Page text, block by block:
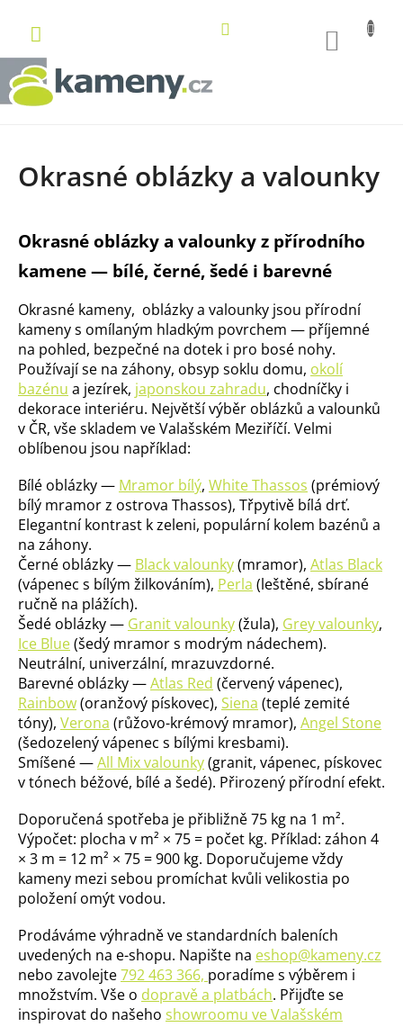
obsah
Okrasné oblázky a valounky
Okrasné oblázky a valounky z přírodního
kamene — bílé, černé, šedé i barevné
Okrasné kameny, oblázky a valounky jsou přírodní
kameny s omílaným hladkým povrchem — příjemné
na pohled, bezpečné na dotek i pro bosé nohy.
Používají se na záhony, obsyp soklu domu, okolí
bazénu a jezírek, japonskou zahradu, chodníčky i
dekorace interiéru. Největší výběr oblázků a valounků
v ČR, vše skladem ve Valašském Meziříčí. Velmi
oblíbenou jsou například:
Bílé oblázky — Mramor bílý, White Thassos (prémiový
bílý mramor z ostrova Thassos), Třpytivě bílá drť.
Elegantní kontrast k zeleni, populární kolem bazénů a
na záhony.
Černé oblázky — Black valounky(mramor), Atlas Black
(vápenec s bílým žilkováním), Perla (leštěné, sbírané
ručně na plážích).
Šedé oblázky — Granit valounky(žula), Grey valounky,
Ice Blue(šedý mramor s modrým nádechem).
Neutrální, univerzální, mrazuvzdorné.
Barevné oblázky —Atlas Red (červený vápenec),
Rainbow(oranžový pískovec), Siena (teplé zemité
tóny), Verona (růžovo-krémový mramor), Angel Stone
(šedozelený vápenec s bílými kresbami).
Smíšené —All Mix valounky(granit, vápenec, pískovec
v tónech béžové, bílé a šedé). Přirozený přírodní efekt.
Doporučená spotřeba je přibližně 75 kg na 1 m².
Výpočet: plocha v m² × 75 = počet kg. Příklad: záhon 4
× 3 m = 12 m² × 75 = 900 kg. Doporučujeme vždy
kameny mezi sebou promíchat kvůli velikostia po
položení omýt vodou.
Prodáváme výhradně ve standardních baleních
uvedených na e-shopu. Napište na eshop@kameny.cz
nebo zavolejte792 463 366, poradíme s výběrem i
množstvím. Vše o dopravě a platbách. Přijďte se
inspirovat do našeho showroomu ve Valašském